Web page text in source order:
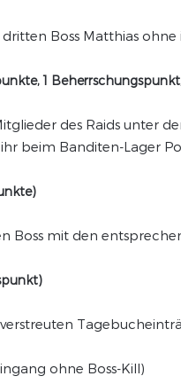
Boss Matthias
1
des Raids unter
beim Banditen-Lager
Boss mit den
ohne Boss-Kill)